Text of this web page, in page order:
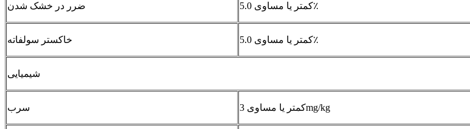
ضرر در خشک شدن کمتر یا مساوی 5.0٪
خاکستر سولفاته کمتر یا مساوی 5.0٪
شیمیایی
سرب کمتر یا مساوی 3mg/kg